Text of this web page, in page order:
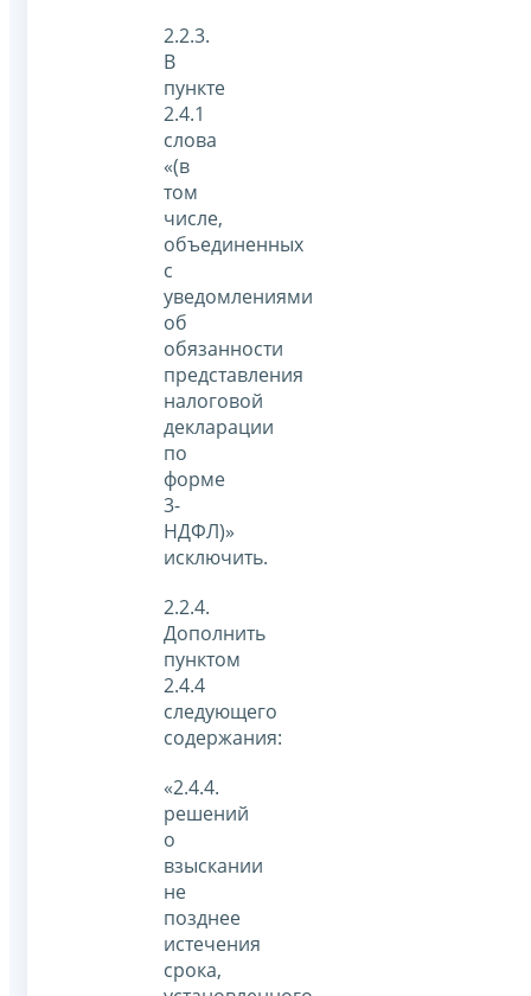
2.2.3.
В
пункте
2.4.1
слова
«(в
том
числе,
объединенных
с
уведомлениями
об
обязанности
представления
налоговой
декларации
по
форме
3-
НДФЛ)»
исключить.
2.2.4.
Дополнить
пунктом
2.4.4
следующего
содержания:
«2.4.4.
решений
о
взыскании
не
позднее
истечения
срока,